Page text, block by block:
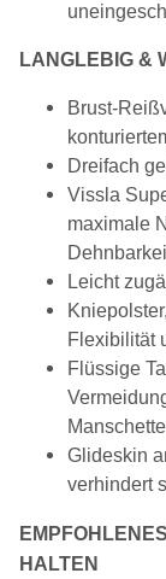
LANGLEBIG &
Brust-
Dreifach
Vissla
maximale
Leicht
Flexibilität
Flüssige
Glideskin
verhindert
HALTEN